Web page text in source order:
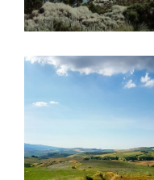
Acheter ou vendre
Ce réseau a été créé
propriétaires à
immobiliers à une
aussi internationale
la clientèle